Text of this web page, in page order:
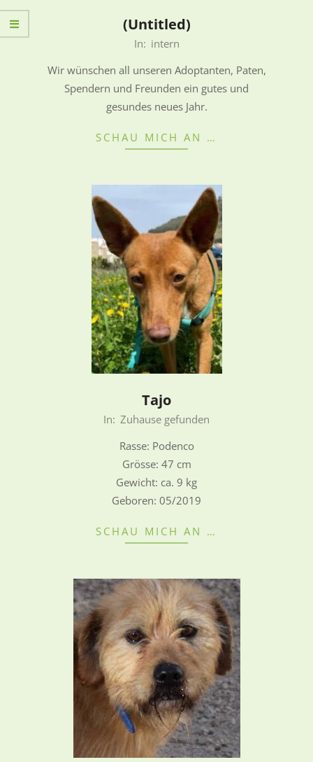
(Untitled)
29
In: intern
Wir wünschen all unseren Adoptanten, Paten,
Spendern und Freunden ein gutes und
gesundes neues Jahr.
SCHAU MICH AN …
Tajo
In: Zuhause gefunden
Rasse: Podenco
Grösse: 47 cm
Gewicht: ca. 9 kg
Geboren: 05/2019
SCHAU MICH AN …